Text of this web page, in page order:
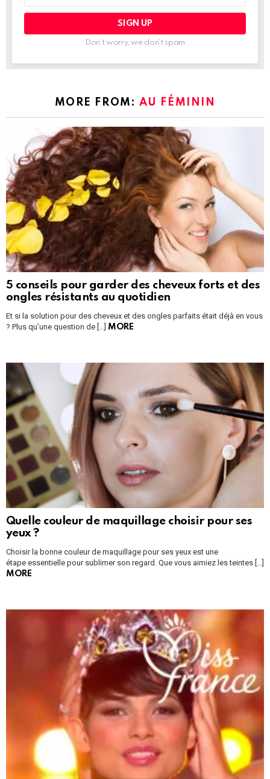
Don't worry, we don't spam
MORE FROM: AU FÉMININ
5 conseils pour garder des cheveux forts et des
ongles résistants au quotidien
Et si la solution pour des cheveux et des ongles parfaits était déjà en vous
? Plus qu’une question de […] MORE
Quelle couleur de maquillage choisir pour ses
yeux ?
Choisir la bonne couleur de maquillage pour ses yeux est une
étape essentielle pour sublimer son regard. Que vous aimiez les teintes […]
MORE